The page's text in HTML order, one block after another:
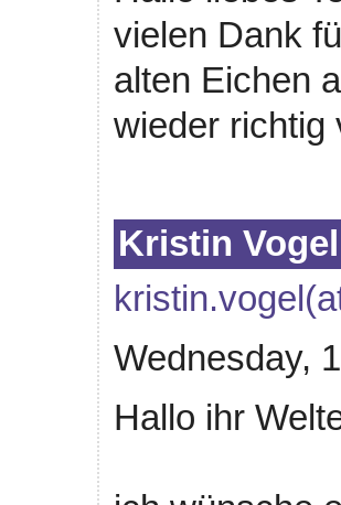
vielen Dank
alten Eichen
wieder richtig
Kristin
Wednesday,
Hallo ihr